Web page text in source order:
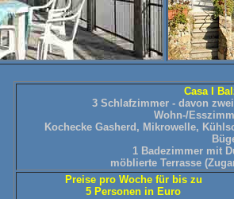
Casa I
3 Schlafzimmer - davon
Wohn-/
Kochecke Gasherd, Mikrowelle,
1 Badezimmer mit
möblierte Terrasse
Preise pro Woche für bis zu
5 Personen in Euro